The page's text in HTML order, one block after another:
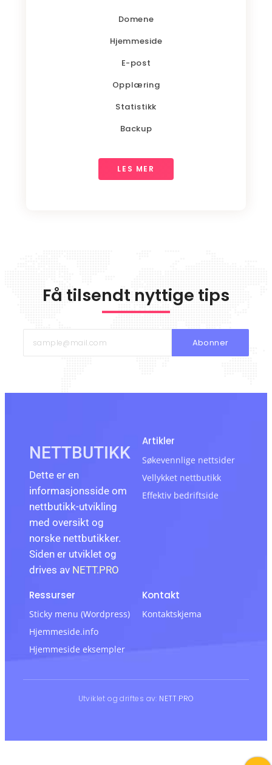
Domene
Hjemmeside
E-post
Opplæring
Statistikk
Backup
LES MER
Få tilsendt nyttige tips
Abonner
NETTBUTIKK
Dette er en
informasjonsside om
nettbutikk-utvikling
med oversikt og
norske nettbutikker.
Siden er utviklet og
drives av NETT.PRO
Artikler
Søkevennlige nettsider
Vellykket nettbutikk
Effektiv bedriftside
Ressurser
Sticky menu (Wordpress)
Hjemmeside.info
Hjemmeside eksempler
Kontakt
Kontaktskjema
Utviklet og driftes av: NETT.PRO